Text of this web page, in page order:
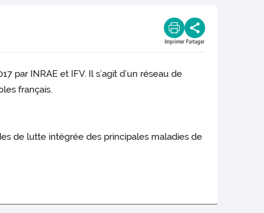
Imprimer Partager
par INRAE et IFV. Il s’agit d’un réseau de
français.
de lutte intégrée des principales maladies de